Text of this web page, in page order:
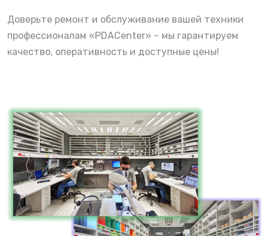
Доверьте ремонт и обслуживание вашей техники
профессионалам «PDACenter» – мы гарантируем
качество, оперативность и доступные цены!